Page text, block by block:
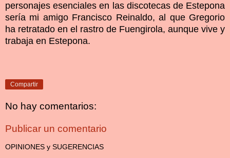
personajes esenciales en las discotecas de Estepona
sería mi amigo Francisco Reinaldo, al que Gregorio
ha retratado en el rastro de Fuengirola, aunque vive y
trabaja en Estepona.
Compartir
No hay comentarios:
Publicar un comentario
OPINIONES y SUGERENCIAS